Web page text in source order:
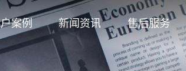
案例 新闻资讯
新闻动态
售后服务